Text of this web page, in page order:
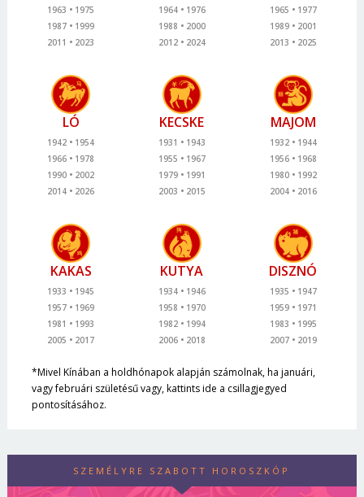
1963
1975
1987
1999
2011
2023
1964
1976
1988
2000
2012
2024
1965
1977
1989
2001
2013
2025
LÓ
1942
1954
1966
1978
1990
2002
2014
2026
KECSKE
1931
1943
1955
1967
1979
1991
2003
2015
MAJOM
1932
1944
1956
1968
1980
1992
2004
2016
KAKAS
1933
1945
1957
1969
1981
1993
2005
2017
KUTYA
1934
1946
1958
1970
1982
1994
2006
2018
DISZNÓ
1935
1947
1959
1971
1983
1995
2007
2019
*Mivel Kínában a holdhónapok alapján számolnak, ha januári,
vagy februári születésű vagy, kattints ide a csillagjegyed
pontosításához.
SZEMÉLYRE SZABOTT HOROSZKÓP